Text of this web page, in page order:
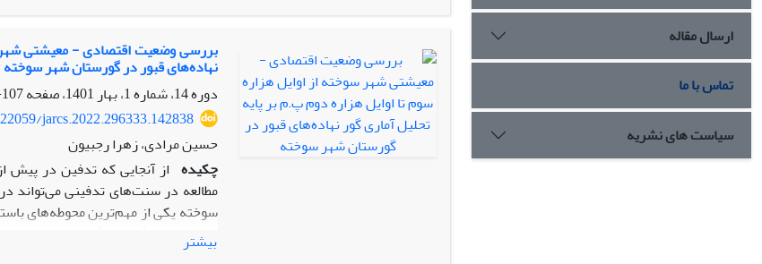
the relationship between site
Consequently, the correlation between
demonstrates that examining
distances and sizes is meaningful
بررسی وضعیت اقتصادی - معیشتی شهر
نهاده‌های قبور در گورستان شهر سوخته
دوره 14، شماره 1، بهار 1401، صفحه
107-129
jarcs.2022.296333.142838
حسین مرادی، زهرا رجبیون
چکیده از آنجایی که تدفین در پیش
مطالعه در سنت‌های تدفینی می‌تواند
سوخته یکی از مهم‌ترین محوطه‌های
به عنوان بزرگ‌ترین گورستان عصر
است. در این مقاله به مطالعه تغییر و
بیشتر
ارسال مقاله
تماس با ما
سیاست های نشریه